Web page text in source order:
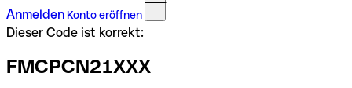
Anmelden Konto eröffnen
Dieser Code ist korrekt:
FMCPCN21XXX